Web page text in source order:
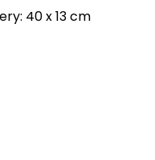
40 x 13 cm